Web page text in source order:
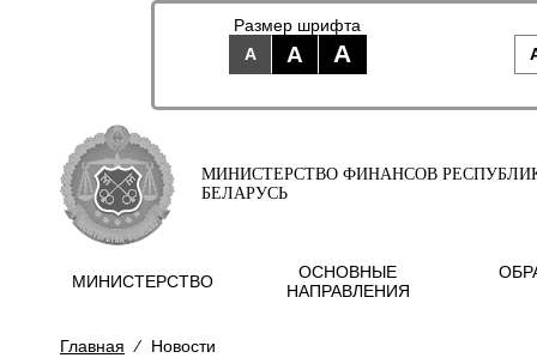
Размер шрифта
A
A A
МИНИСТЕРСТВО ФИНАНСОВ
БЕЛАРУСЬ
МИНИСТЕРСТВО
ОСНОВНЫЕ
НАПРАВЛЕНИЯ
Главная ⁄ Новости